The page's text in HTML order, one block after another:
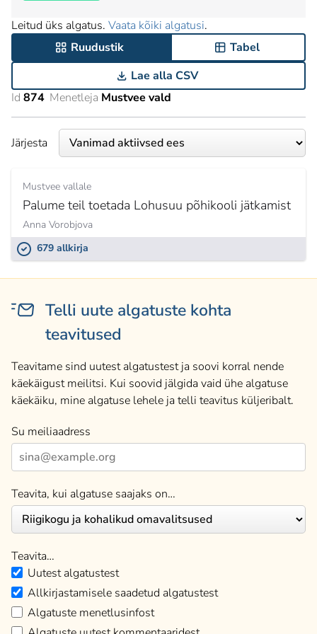
Leitud üks algatus. Vaata kõiki algatusi.
Ruudustik
Tabel
Lae alla CSV
Id 874 Menetleja Mustvee vald
Järjesta
Mustvee vallale
Palume teil toetada Lohusuu põhikooli jätkamist
Anna Vorobjova
679 allkirja
Telli uute algatuste kohta
teavitused
Teavitame sind uutest algatustest ja soovi korral nende
käekäigust meilitsi. Kui soovid jälgida vaid ühe algatuse
käekäiku, mine algatuse lehele ja telli teavitus küljeribalt.
Su meiliaadress
Teavita, kui algatuse saajaks on…
Teavita…
Uutest algatustest
Allkirjastamisele saadetud algatustest
Algatuste menetlusinfost